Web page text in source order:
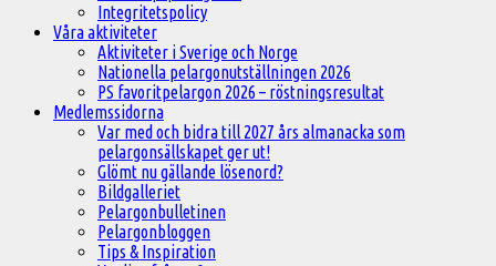
Integritetspolicy
Våra aktiviteter
Aktiviteter i Sverige och Norge
Nationella pelargonutställningen 2026
PS favoritpelargon 2026 – röstningsresultat
Medlemssidorna
Var med och bidra till 2027 års almanacka som
pelargonsällskapet ger ut!
Glömt nu gällande lösenord?
Bildgalleriet
Pelargonbulletinen
Pelargonbloggen
Tips & Inspiration